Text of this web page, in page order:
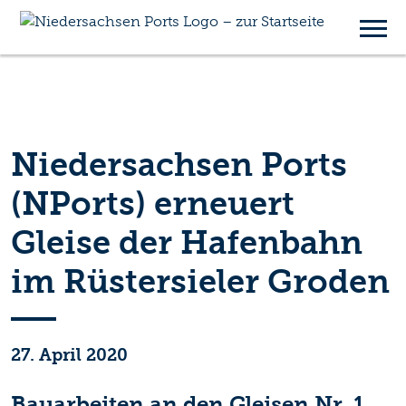
Niedersachsen Ports
(NPorts) erneuert
Gleise der Hafenbahn
im Rüstersieler Groden
27. April 2020